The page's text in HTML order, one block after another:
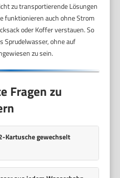
zu transportierende Lösungen
funktionieren auch ohne Strom
oder Koffer verstauen. So
Sprudelwasser, ohne auf
zu sein.
Fragen zu
Kartusche gewechselt